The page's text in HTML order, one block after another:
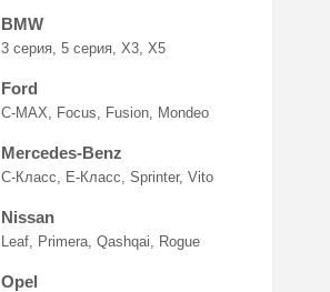
BMW
3 серия 5 серия X3 X5
Ford
C-MAX Focus Fusion Mondeo
Mercedes-Benz
C-Класс E-Класс Sprinter Vito
Nissan
Leaf Primera Qashqai Rogue
Opel